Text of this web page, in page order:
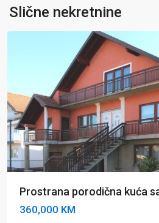
Slične nekretnine
Živinice
Zivinice
Prostrana porodična kuća
360,000 KM